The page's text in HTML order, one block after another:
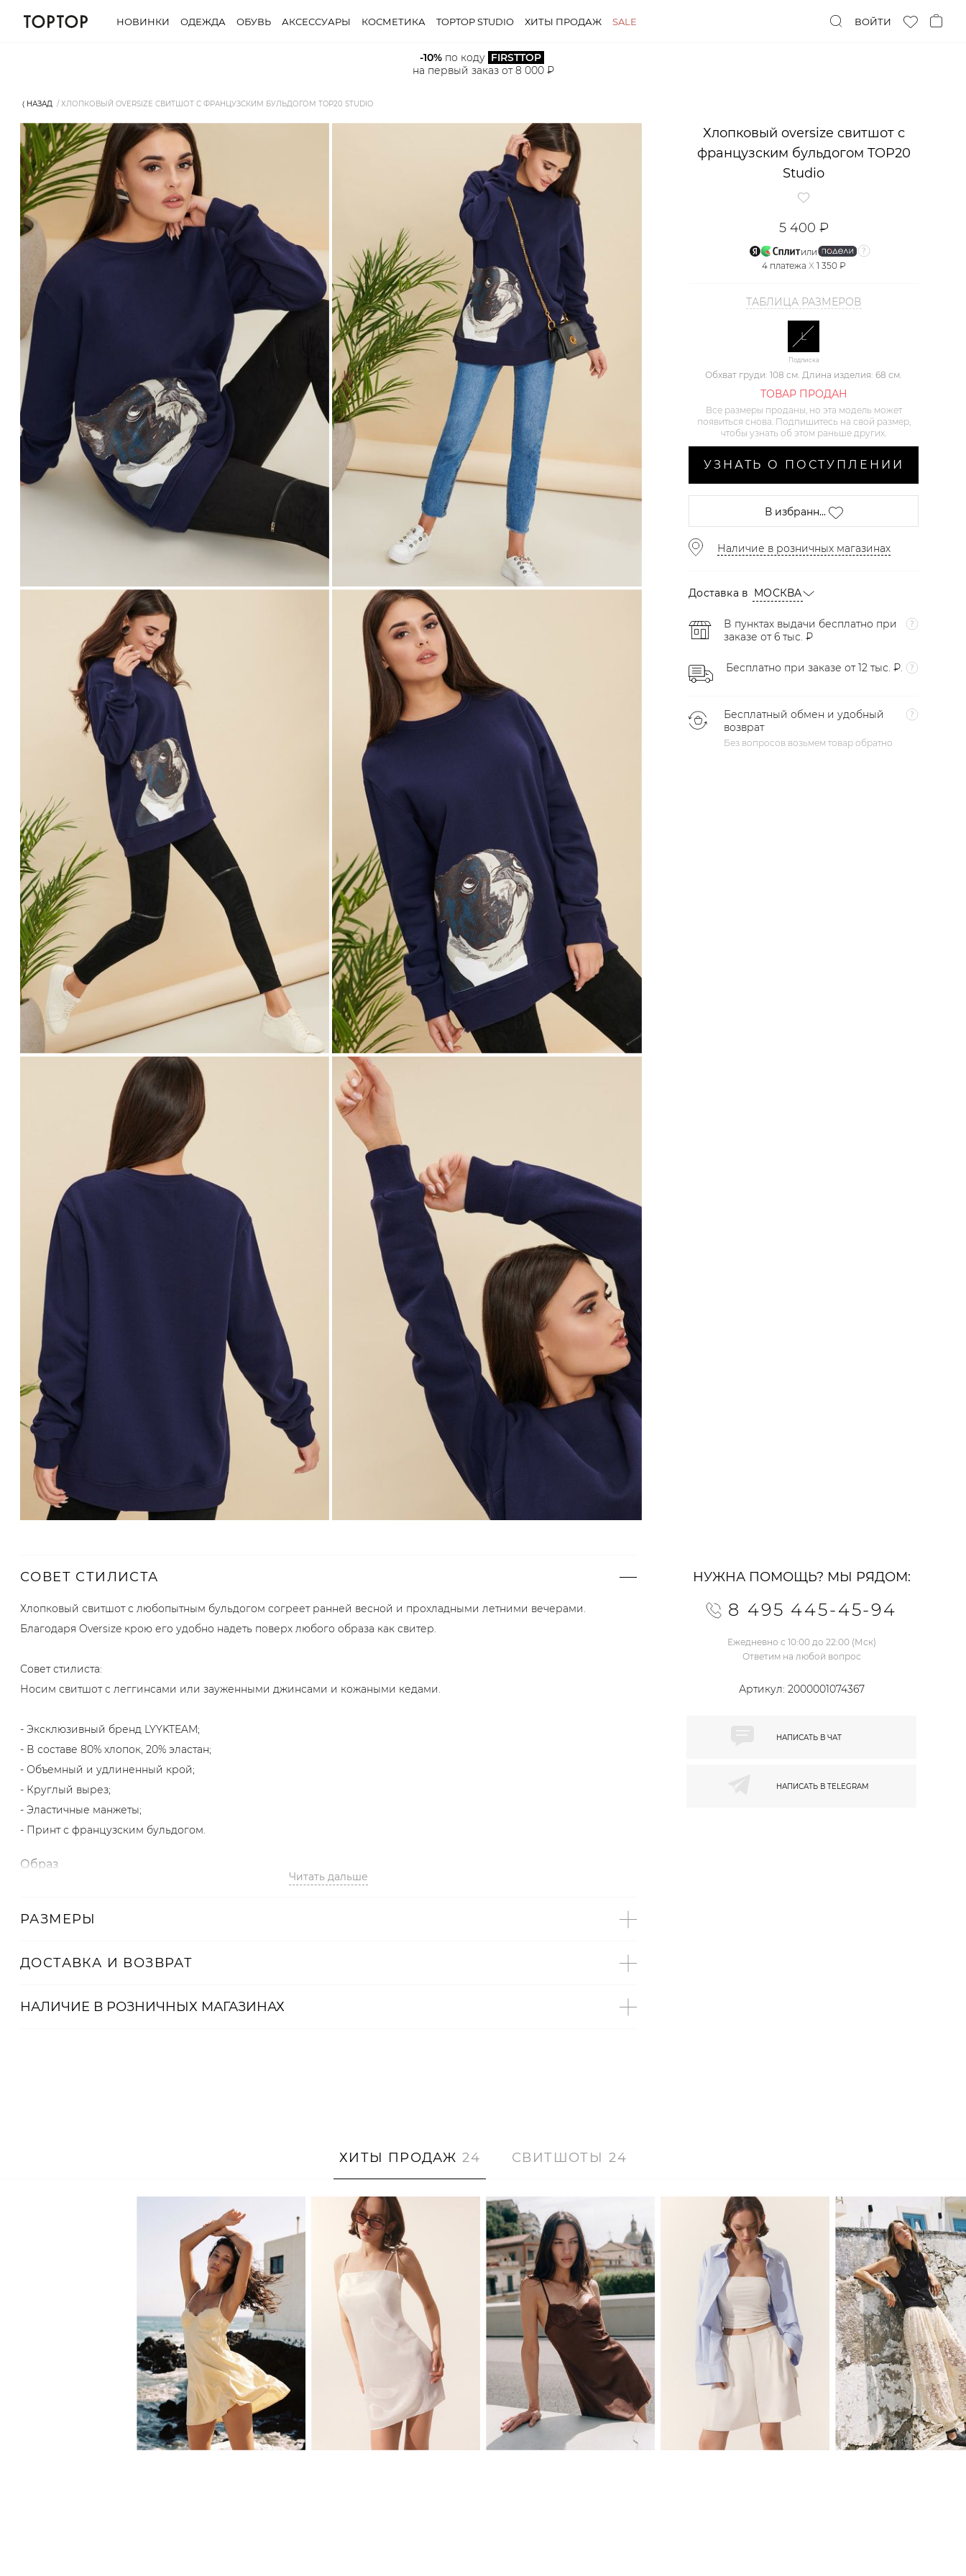
НОВИНКИ ОДЕЖДА ОБУВЬ АКСЕССУАРЫ КОСМЕТИКА TOPTOP STUDIO ХИТЫ ПРОДАЖ SALE ВОЙТИ
-10% по коду FIRSTTOP
на первый заказ от 8 000 ₽
⟨ НАЗАД ХЛОПКОВЫЙ OVERSIZE СВИТШОТ С ФРАНЦУЗСКИМ БУЛЬДОГОМ TOP20 STUDIO
Хлопковый oversize свитшот с
французским бульдогом TOP20
Studio
5 400 ₽
или
4 платежа X 1 350 ₽
ТАБЛИЦА РАЗМЕРОВ
L
Подписка
Обхват груди: 108 см. Длина изделия: 68 см.
ТОВАР ПРОДАН
Все размеры проданы, но эта модель может
появиться снова. Подпишитесь на свой размер,
чтобы узнать об этом раньше других.
УЗНАТЬ О ПОСТУПЛЕНИИ
В избранн...
Наличие в розничных магазинах
Доставка в МОСКВА
В пунктах выдачи бесплатно при
заказе от 6 тыс. ₽
Бесплатно при заказе от 12 тыс. ₽.
Бесплатный обмен и удобный
возврат
Без вопросов возьмем товар обратно
СОВЕТ СТИЛИСТА
Хлопковый свитшот с любопытным бульдогом согреет ранней весной и прохладными летними вечерами.
Благодаря Oversize крою его удобно надеть поверх любого образа как свитер.
Совет стилиста:
Носим свитшот с леггинсами или зауженными джинсами и кожаными кедами.
- Эксклюзивный бренд LYYKTEAM;
- В составе 80% хлопок, 20% эластан;
- Объемный и удлиненный крой;
- Круглый вырез;
- Эластичные манжеты;
- Принт с французским бульдогом.
Образ
Артикул
2000001074367
Читать дальше
РАЗМЕРЫ
ДОСТАВКА И ВОЗВРАТ
НАЛИЧИЕ В РОЗНИЧНЫХ МАГАЗИНАХ
НУЖНА ПОМОЩЬ? МЫ РЯДОМ:
8 495 445-45-94
Ежедневно с 10:00 до 22:00 (Мск)
Ответим на любой вопрос
Артикул: 2000001074367
НАПИСАТЬ В ЧАТ
НАПИСАТЬ В TELEGRAM
ХИТЫ ПРОДАЖ 24 СВИТШОТЫ 24
XS M L XS XS S M XS M XS S M L